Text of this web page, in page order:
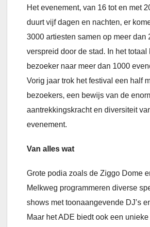
Het evenement, van 16 tot en met
duurt vijf dagen en nachten, er
3000 artiesten samen op meer dan
verspreid door de stad. In het totaal
bezoeker naar meer dan 1000
Vorig jaar trok het festival een half
bezoekers, een bewijs van de
aantrekkingskracht en diversiteit
evenement.
Van alles wat
Grote podia zoals de Ziggo Dome
Melkweg programmeren diverse
shows met toonaangevende DJ’s
Maar het ADE biedt ook een